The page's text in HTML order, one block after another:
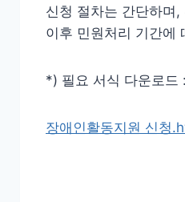
신청 절차는 간단하며
이후 민원처리 기간에
*) 필요 서식 다운로드 :
장애인활동지원 신청